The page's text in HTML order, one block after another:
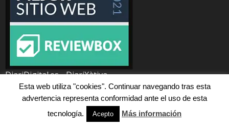
DiariDigital.es - DiariXàtiva
MEJOR SITIO WEB 2021
Política de cookies/Política de privacitat
Esta web utiliza "cookies". Continuar navegando tras esta
advertencia representa conformidad ante el uso de esta
tecnología.
Acepto Más información